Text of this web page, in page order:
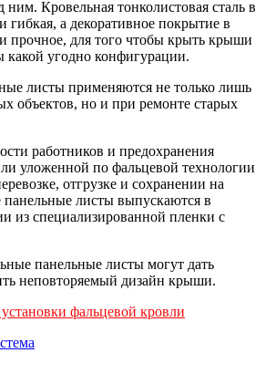
Кровельная тонколистовая сталь в
гибкая, а декоративное покрытие в
прочное, для того чтобы крыть крыши
какой угодно конфигурации.
листы применяются не только лишь
объектов, но и при ремонте старых
работников и предохранения
уложенной по фальцевой технологии
отгрузке и сохранении на
панельные листы выпускаются в
из специализированной пленки с
панельные листы могут дать
неповторяемый дизайн крыши.
фальцевой кровли